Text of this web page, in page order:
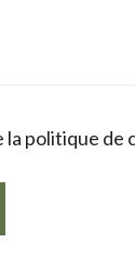
la politique de